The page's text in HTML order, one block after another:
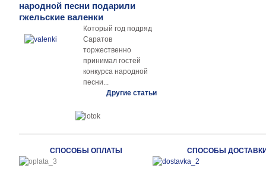
народной песни подарили
гжельские валенки
Который год подряд
Саратов
торжественно
принимал гостей
конкурса народной
песни...
Другие статьи
СПОСОБЫ ОПЛАТЫ СПОСОБЫ